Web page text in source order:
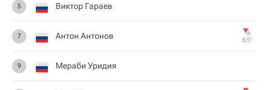
5 Виктор Гараев
7 Антон Антонов 65‎’‎
9 Мераби Уридия